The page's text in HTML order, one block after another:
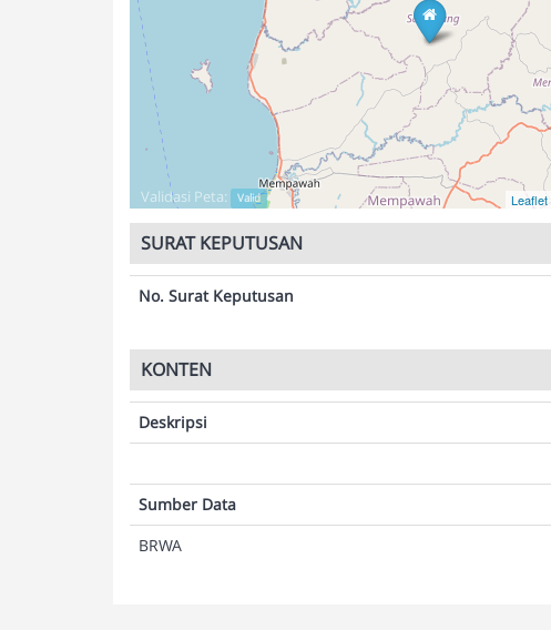
Leaflet
Validasi Peta: Valid
SURAT KEPUTUSAN
No. Surat Keputusan
KONTEN
Deskripsi
Sumber Data
BRWA